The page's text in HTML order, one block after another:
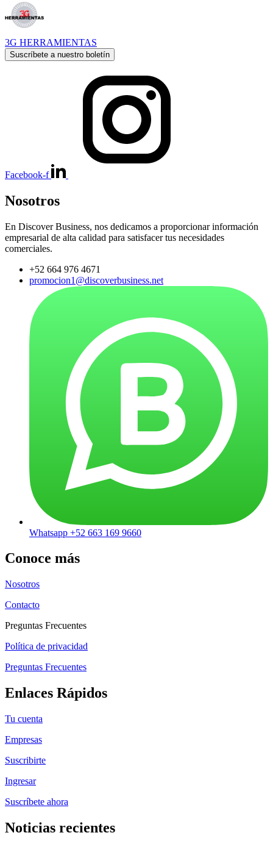
3G HERRAMIENTAS
Suscríbete a nuestro boletín
Facebook-f
Nosotros
En Discover Business, nos dedicamos a proporcionar información
empresarial de alta calidad para satisfacer tus necesidades
comerciales.
+52 664 976 4671
promocion1@discoverbusiness.net
Whatsapp +52 663 169 9660
Conoce más
Nosotros
Contacto
Preguntas Frecuentes
Política de privacidad
Preguntas Frecuentes
Enlaces Rápidos
Tu cuenta
Empresas
Suscribirte
Ingresar
Suscríbete ahora
Noticias recientes